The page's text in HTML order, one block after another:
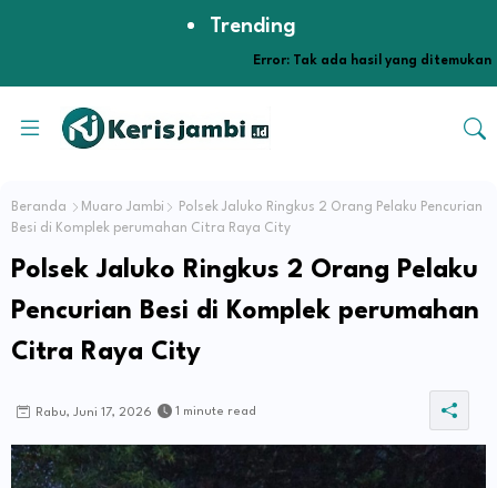
Trending
Error: Tak ada hasil yang ditemukan
Beranda Muaro Jambi
Polsek Jaluko Ringkus 2 Orang Pelaku Pencurian
Besi di Komplek perumahan Citra Raya City
Polsek Jaluko Ringkus 2 Orang Pelaku
Pencurian Besi di Komplek perumahan
Citra Raya City
Rabu, Juni 17, 2026 1 minute read